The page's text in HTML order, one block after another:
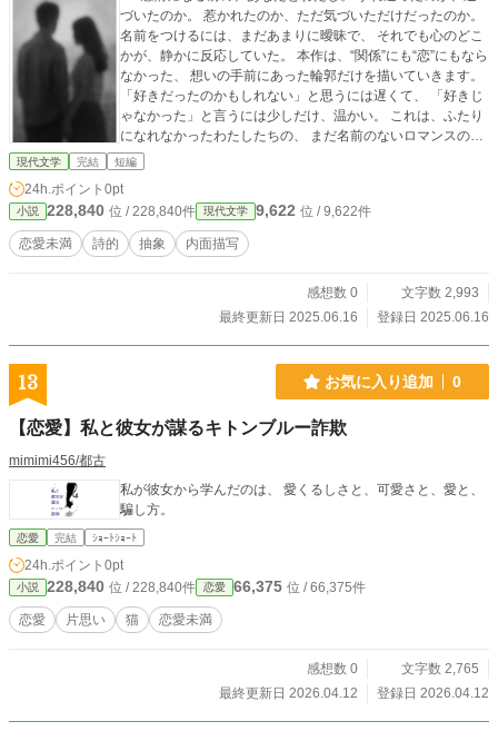
づいたのか。 惹かれたのか、ただ気づいただけだったのか。
名前をつけるには、まだあまりに曖昧で、 それでも心のどこ
かが、静かに反応していた。 本作は、“関係”にも“恋”にもなら
なかった、 想いの手前にあった輪郭だけを描いていきます。
「好きだったのかもしれない」と思うには遅くて、 「好きじ
ゃなかった」と言うには少しだけ、温かい。 これは、ふたり
になれなかったわたしたちの、 まだ名前のないロマンスの記
録。
現代文学 完結 短編
24h.ポイント 0pt
小説 228,840 位 / 228,840件 現代文学 9,622 位 / 9,622件
恋愛未満 詩的 抽象 内面描写
感想数 0
文字数 2,993
最終更新日 2025.06.16
登録日 2025.06.16
13 お気に入り追加 0
【恋愛】私と彼女が謀るキトンブルー詐欺
mimimi456/都古
私が彼女から学んだのは、 愛くるしさと、可愛さと、愛と、
騙し方。
恋愛 完結 ｼｮｰﾄｼｮｰﾄ
24h.ポイント 0pt
小説 228,840 位 / 228,840件 恋愛 66,375 位 / 66,375件
恋愛 片思い 猫 恋愛未満
感想数 0
文字数 2,765
最終更新日 2026.04.12
登録日 2026.04.12